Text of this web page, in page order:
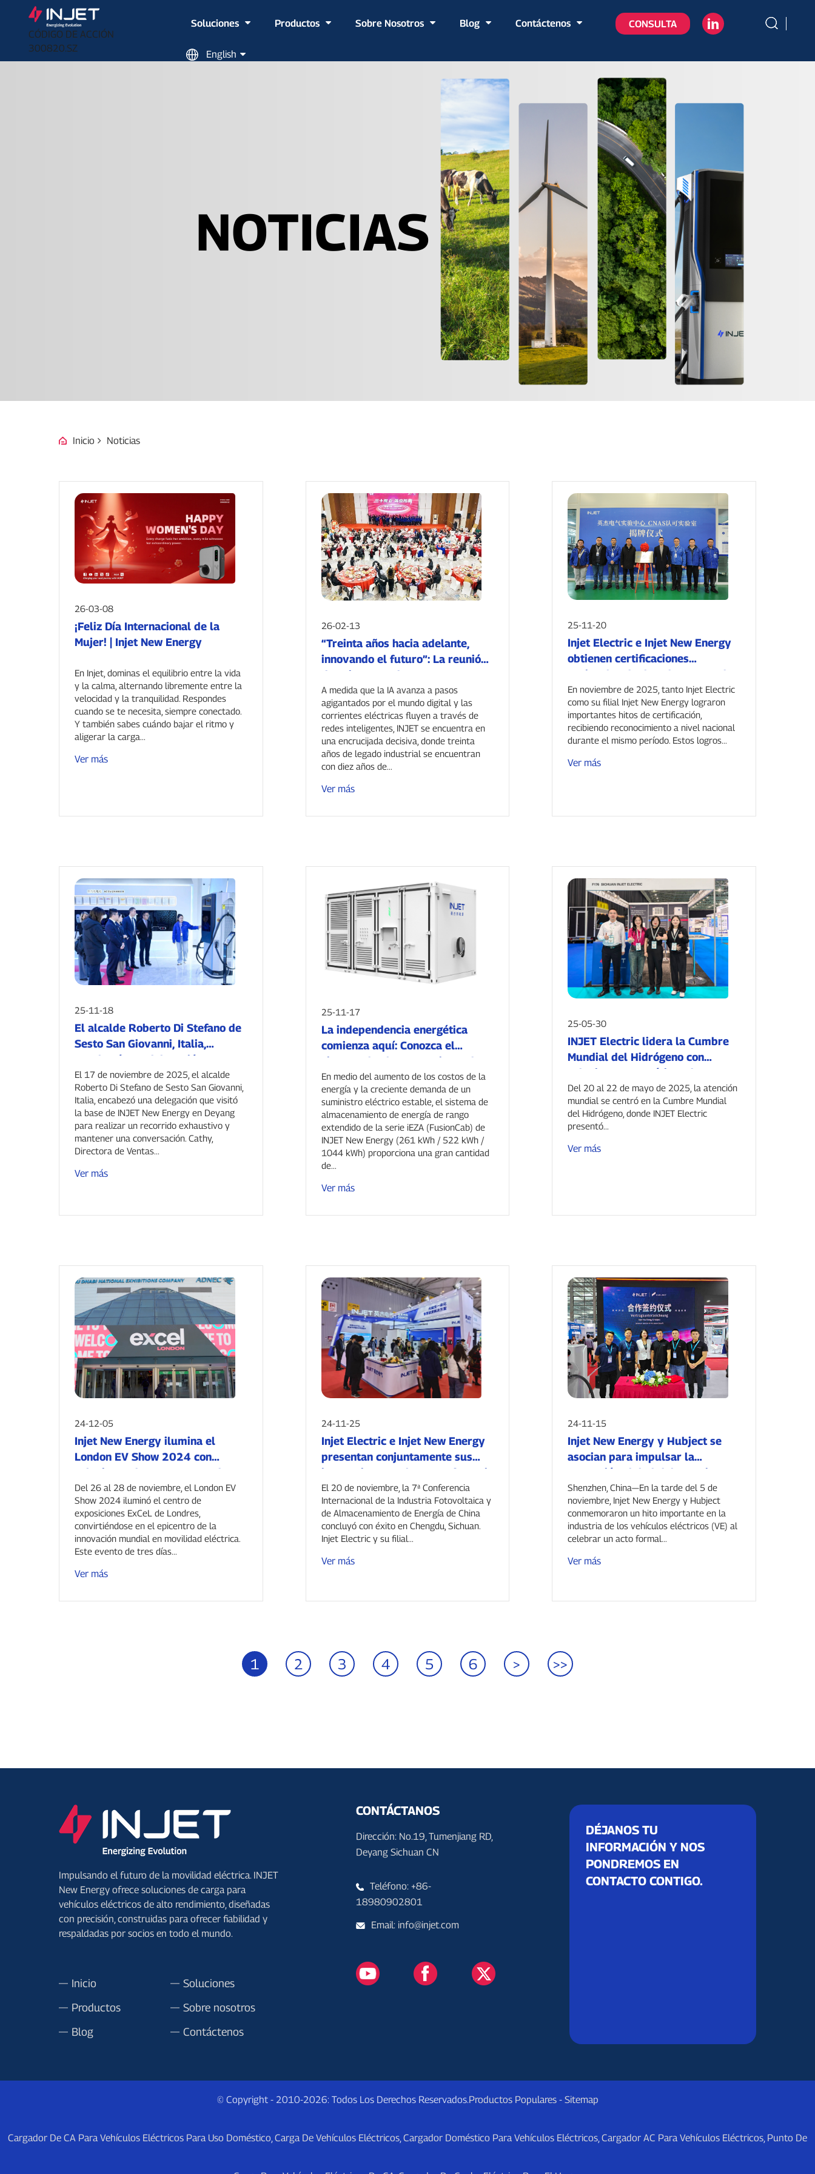
CÓDIGO DE ACCIÓN
300820.SZ
Soluciones Productos Sobre Nosotros Blog Contáctenos CONSULTA
English
NOTICIAS
Inicio Noticias
26-03-08
¡Feliz Día Internacional de la
Mujer! | Injet New Energy
En Injet, dominas el equilibrio entre la vida
y la calma, alternando libremente entre la
velocidad y la tranquilidad. Respondes
cuando se te necesita, siempre conectado.
Y también sabes cuándo bajar el ritmo y
aligerar la carga...
Ver más
26-02-13
“Treinta años hacia adelante,
innovando el futuro”: La reunión
de primavera de INJET New
Energy 2026 concluyó con éxito.
A medida que la IA avanza a pasos
agigantados por el mundo digital y las
corrientes eléctricas fluyen a través de
redes inteligentes, INJET se encuentra en
una encrucijada decisiva, donde treinta
años de legado industrial se encuentran
con diez años de...
Ver más
25-11-20
Injet Electric e Injet New Energy
obtienen certificaciones
nacionales duales, demostrando
un fuerte impulso y autoridad
técnica.
En noviembre de 2025, tanto Injet Electric
como su filial Injet New Energy lograron
importantes hitos de certificación,
recibiendo reconocimiento a nivel nacional
durante el mismo período. Estos logros...
Ver más
25-11-18
El alcalde Roberto Di Stefano de
Sesto San Giovanni, Italia,
encabezó una delegación que
visitó INJET New Energy para
realizar una visita guiada en
profundidad y mantener un
diálogo con los asistentes.
El 17 de noviembre de 2025, el alcalde
Roberto Di Stefano de Sesto San Giovanni,
Italia, encabezó una delegación que visitó
la base de INJET New Energy en Deyang
para realizar un recorrido exhaustivo y
mantener una conversación. Cathy,
Directora de Ventas...
Ver más
25-11-17
La independencia energética
comienza aquí: Conozca el
sistema de almacenamiento de
energía de autonomía extendida
de la serie iEZA de INJET.
En medio del aumento de los costos de la
energía y la creciente demanda de un
suministro eléctrico estable, el sistema de
almacenamiento de energía de rango
extendido de la serie iEZA (FusionCab) de
INJET New Energy (261 kWh / 522 kWh /
1044 kWh) proporciona una gran cantidad
de...
Ver más
25-05-30
INJET Electric lidera la Cumbre
Mundial del Hidrógeno con
soluciones energéticas de
vanguardia para un futuro más
verde.
Del 20 al 22 de mayo de 2025, la atención
mundial se centró en la Cumbre Mundial
del Hidrógeno, donde INJET Electric
presentó...
Ver más
24-12-05
Injet New Energy ilumina el
London EV Show 2024 con
soluciones de carga avanzadas y
una visión global.
Del 26 al 28 de noviembre, el London EV
Show 2024 iluminó el centro de
exposiciones ExCeL de Londres,
convirtiéndose en el epicentro de la
innovación mundial en movilidad eléctrica.
Este evento de tres días...
Ver más
24-11-25
Injet Electric e Injet New Energy
presentan conjuntamente sus
innovaciones en la 7ª Conferencia
China sobre Energía Fotovoltaica
y Almacenamiento de Energía.
El 20 de noviembre, la 7ª Conferencia
Internacional de la Industria Fotovoltaica y
de Almacenamiento de Energía de China
concluyó con éxito en Chengdu, Sichuan.
Injet Electric y su filial...
Ver más
24-11-15
Injet New Energy y Hubject se
asocian para impulsar la
expansión global del “ecosistema
Plug & Charge”.
Shenzhen, China—En la tarde del 5 de
noviembre, Injet New Energy y Hubject
conmemoraron un hito importante en la
industria de los vehículos eléctricos (VE) al
celebrar un acto formal...
Ver más
1 2 3 4 5 6 > >>
Impulsando el futuro de la movilidad eléctrica. INJET
New Energy ofrece soluciones de carga para
vehículos eléctricos de alto rendimiento, diseñadas
con precisión, construidas para ofrecer fiabilidad y
respaldadas por socios en todo el mundo.
Inicio
Soluciones
Productos
Sobre nosotros
Blog
Contáctenos
CONTÁCTANOS
Dirección: No.19, Tumenjiang RD,
Deyang Sichuan CN
Teléfono: +86-
18980902801
Email: info@injet.com
DÉJANOS TU
INFORMACIÓN Y NOS
PONDREMOS EN
CONTACTO CONTIGO.
© Copyright - 2010-2026: Todos Los Derechos Reservados.Productos Populares- Sitemap
Cargador De CA Para Vehículos Eléctricos Para Uso Doméstico Carga De Vehículos Eléctricos Cargador Doméstico Para Vehículos Eléctricos Cargador AC Para Vehículos Eléctricos Punto De